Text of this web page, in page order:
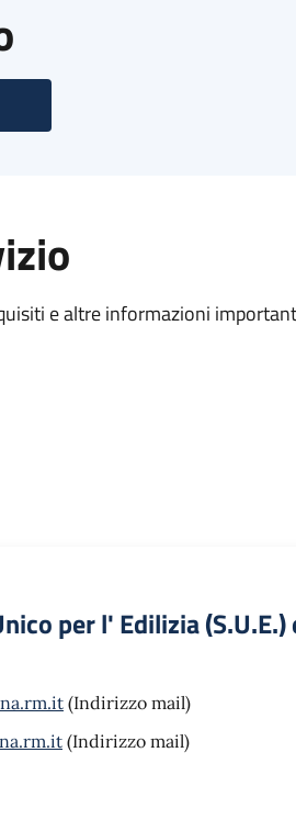
e altre informazioni
per l' Edilizia (S.U.E.)
(Indirizzo mail)
(Indirizzo mail)